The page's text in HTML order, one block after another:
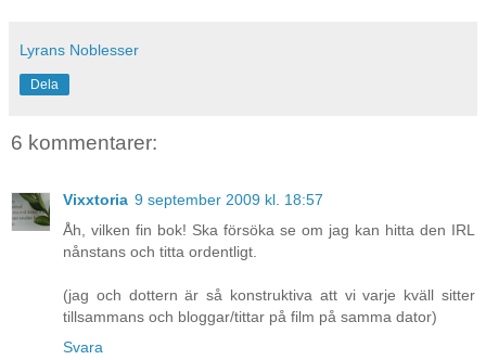
Lyrans Noblesser
Dela
6 kommentarer:
Vixxtoria 9 september 2009 kl. 18:57
Åh, vilken fin bok! Ska försöka se om jag kan hitta den IRL
nånstans och titta ordentligt.
(jag och dottern är så konstruktiva att vi varje kväll sitter
tillsammans och bloggar/tittar på film på samma dator)
Svara